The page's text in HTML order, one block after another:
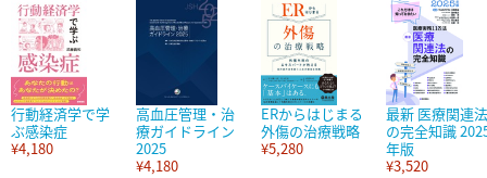
行動経済学で学
ぶ感染症
¥4,180
高血圧管理・治
療ガイドライン
2025
¥4,180
ERからはじまる
外傷の治療戦略
¥5,280
最新 医療関連法
の完全知識
年版
¥3,520